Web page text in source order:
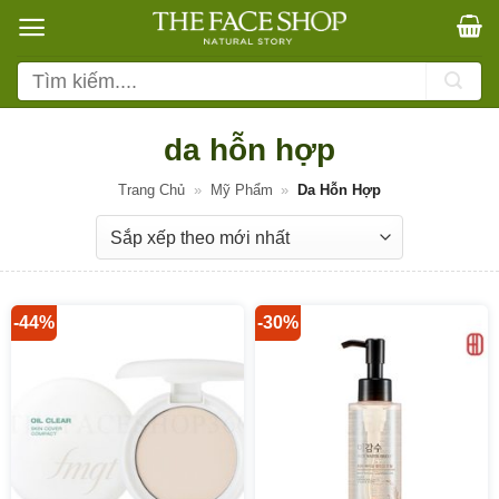
qua
nội
dung
Tìm
kiếm:
da hỗn hợp
Trang Chủ » Mỹ Phẩm » Da Hỗn Hợp
-44% -30%